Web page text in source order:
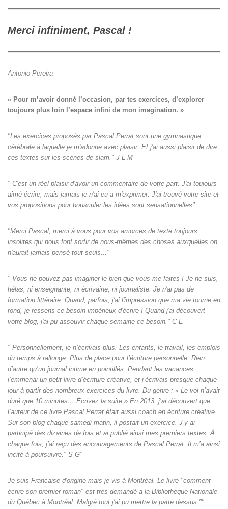
Merci infiniment, Pascal !
Antonio Pereira
« Pour m’avoir donné l’occasion, par tes exercices, d’explorer
toujours plus loin l’espace infini de mon imagination. »
"Les exercices proposés par Pascal Perrat sont une gymnastique
cérébrale à laquelle je m'adonne avec plaisir. Et j'ai aussi plaisir de dire
ces textes sur les scènes de slam." J-L M
" C'est un réel plaisir d'avoir un commentaire de votre part. J'ai toujours
aimé écrire, mais jamais je n'ai eu a m'exprimer. J'ai trouvé votre site et
vos propositions pour bousculer les idées sont sensationnelles"
"Merci Pascal, merci à vous pour vos amorces de texte toujours
insolites qui nous font sortir de nous-mêmes des choses auxquelles on
n'aurait jamais pensé tout seuls‌..."
" Vous ne pouvez pas imaginer le bien que vous me faites ! Je ne suis,
hélas, ni enseignante, ni écrivaine, ni journaliste. Je n'ai pas de
formation littéraire. Quand, parfois, j'ai l'impression que ma vie tourne en
rond, je ressens ce besoin impérieux d'écrire ! Quand j'ai découvert
votre blog, j'ai pu assouvir chaque semaine ce besoin." C E
" Personnellement, je n’écrivais plus. Les enfants, le travail, les emplois
du temps à rallonge. Plus de place pour l’écriture personnelle. Rien
d’autre qu’un journal intime en pointillés. Pendant les vacances,
j’emmenai un petit livre d’écriture créative, et j’écrivais presque chaque
jour à partir des nombreux exercices du livre. Du genre : « Le vol n’avait
duré que 10 minutes… Écrivez la suite » En 2013, j’ai découvert que
l’auteur de ce livre Pascal Perrat était aussi coach en écriture créative.
Sur son blog chaque samedi matin, il postait un exercice. J’y ai
participé des dizaines de fois et ai publié ainsi mes premiers textes. À
chaque fois, j’ai reçu des encouragements de Pascal Perrat. Il m’a ainsi
incité à poursuivre." S G"
Je suis Française d'origine mais je vis à Montréal. Le livre "comment
écrire son premier roman" est très demandé a la Bibliothèque Nationale
du Québec à Montréal. Malgré tout j'ai pu mettre la patte dessus.""